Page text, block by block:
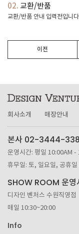
02. 교환/반품
교환/반품 안내 입력전입니
이전
회사소개 매장안내
본사 02-3444-
운영시간: 평일 10:00AM -
휴무일: 토, 일요일, 공휴
SHOW ROOM 운영
디자인 벤처스 수원직영점
매일 10:30~20:00
Info